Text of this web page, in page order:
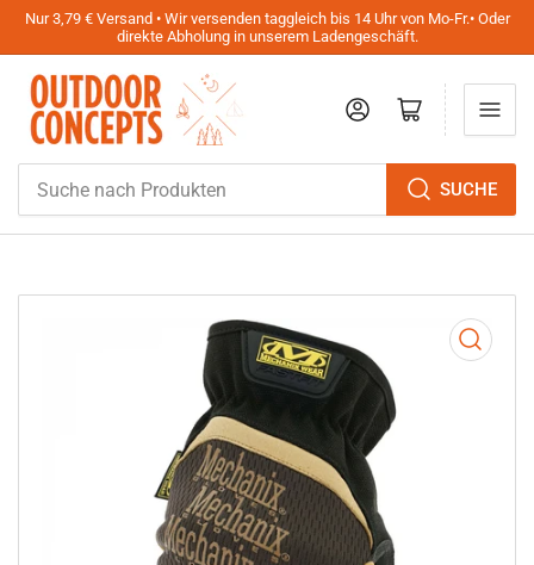
Nur 3,79 € Versand • Wir versenden taggleich bis 14 Uhr von Mo-Fr.• Oder
direkte Abholung in unserem Ladengeschäft.
nach
Produkten
SUCHE
AnmeldenMini-Warenkorb öffnen
Medien